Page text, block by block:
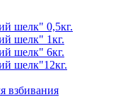
шелк" 0,5кг.
шелк" 1кг.
шелк" 6кг.
шелк"12кг.
взбивания